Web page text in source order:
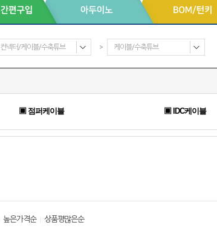
컨넥터/케이블/수축튜브 > 케이블/수축튜브
▣ 점퍼케이블 ▣ IDC케이블
높은가격순| 상품평많은순